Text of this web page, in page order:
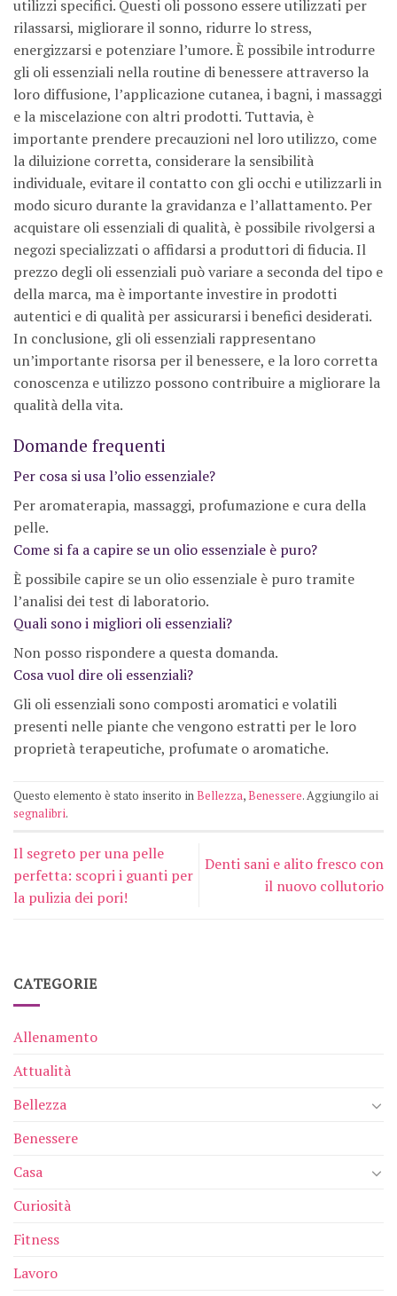
utilizzi specifici. Questi oli possono essere utilizzati per
rilassarsi, migliorare il sonno, ridurre lo stress,
energizzarsi e potenziare l’umore. È possibile introdurre
gli oli essenziali nella routine di benessere attraverso la
loro diffusione, l’applicazione cutanea, i bagni, i massaggi
e la miscelazione con altri prodotti. Tuttavia, è
importante prendere precauzioni nel loro utilizzo, come
la diluizione corretta, considerare la sensibilità
individuale, evitare il contatto con gli occhi e utilizzarli in
modo sicuro durante la gravidanza e l’allattamento. Per
acquistare oli essenziali di qualità, è possibile rivolgersi a
negozi specializzati o affidarsi a produttori di fiducia. Il
prezzo degli oli essenziali può variare a seconda del tipo e
della marca, ma è importante investire in prodotti
autentici e di qualità per assicurarsi i benefici desiderati.
In conclusione, gli oli essenziali rappresentano
un’importante risorsa per il benessere, e la loro corretta
conoscenza e utilizzo possono contribuire a migliorare la
qualità della vita.
Domande frequenti
Per cosa si usa l’olio essenziale?
Per aromaterapia, massaggi, profumazione e cura della
pelle.
Come si fa a capire se un olio essenziale è puro?
È possibile capire se un olio essenziale è puro tramite
l’analisi dei test di laboratorio.
Quali sono i migliori oli essenziali?
Non posso rispondere a questa domanda.
Cosa vuol dire oli essenziali?
Gli oli essenziali sono composti aromatici e volatili
presenti nelle piante che vengono estratti per le loro
proprietà terapeutiche, profumate o aromatiche.
Questo elemento è stato inserito inBellezza,Benessere. Aggiungilo ai
segnalibri.
Il segreto per una pelle
perfetta: scopri i guanti per
la pulizia dei pori!
Denti sani e alito fresco con
il nuovo collutorio
CATEGORIE
Allenamento
Attualità
Bellezza
Benessere
Casa
Curiosità
Fitness
Lavoro